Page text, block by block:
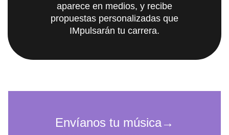
aparece en medios, y recibe
propuestas personalizadas que
IMpulsarán tu carrera.